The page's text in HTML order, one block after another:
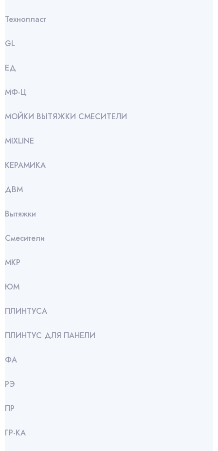
Технопласт
GL
ЕД
МФ-Ц
МОЙКИ ВЫТЯЖКИ СМЕСИТЕЛИ
МIXLINE
КЕРАМИКА
ДВМ
Вытяжки
Смесители
МКР
ЮМ
ПЛИНТУСА
ПЛИНТУС ДЛЯ ПАНЕЛИ
ФА
РЭ
ПР
ГР-КА